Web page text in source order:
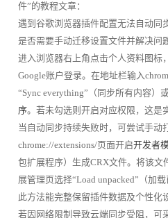
件”的教程文章：
遇到谷歌浏览器插件配置无法自动同
是否需要手动迁移设置文件并解决问
进入浏览器右上角点击个人资料图标
Google账户登录。在地址栏输入
“Sync everything”（同步所有内容）
序。若未勾选则开启对应权限，这是
当自动同步持续失败时，可尝试手动
chrome://extensions/页面开启开发者
包扩展程序）生成CRX文件。将该文
展管理页选择“Load unpacked”（加
此方法能完整保留插件数据及个性化
若因网络限制导致云端同步受阻，可